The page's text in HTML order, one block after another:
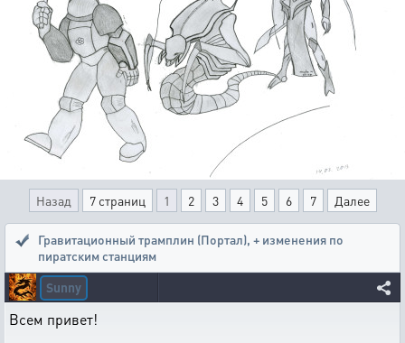
Назад 7 страниц 1 2 3 4 5 6 7 Далее
Гравитационный трамплин (Портал), + изменения по
пиратским станциям
Sunny
Всем привет!